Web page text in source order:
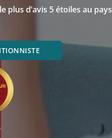
Carrières
d’avis 5 étoiles au pays